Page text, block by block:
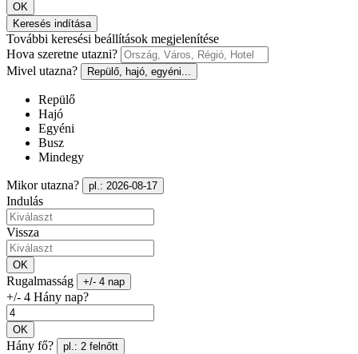
OK
Keresés indítása
További keresési beállítások megjelenítése
Hova szeretne utazni?
Mivel utazna?
Repülő, hajó, egyéni...
Repülő
Hajó
Egyéni
Busz
Mindegy
Mikor utazna? pl.: 2026-08-17
Indulás
Vissza
OK
Rugalmasság +/- 4 nap
+/- 4 Hány nap?
OK
Hány fő? pl.: 2 felnőtt